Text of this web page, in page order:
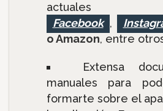
Facebook ,
o Amazon, entre
Extensa
manuales para
formarte sobre el